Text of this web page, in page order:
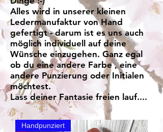
Alles wird in unserer kleinen
Ledermanufaktur von Hand
gefertigt - darum ist es uns auch
möglich individuell auf deine
Wünsche einzugehen. Ganz egal
ob du eine andere Farbe , eine
andere Punzierung oder Initialen
möchtest.
Lass deiner Fantasie freien lauf....
Handpunziert